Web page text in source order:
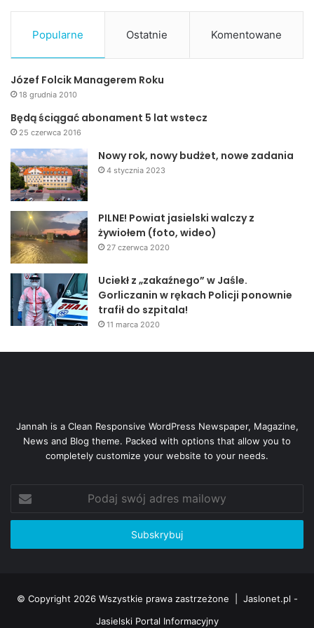
od oddawania krwi można się uzależnić albo to, że
ciśnienie tętnicze wzrasta.
–To jest mit. Nie można się uzależnić od oddawania krwi
uzależnić się można od czynników, które działają w
naszym mózgu, czyli papierosów, alkoholu, narkotyków.
Oddawanie krwi nie uzależnia. A to, że wzrasta ciśnienie
krwi, to wynika z naszych uwarunkowań genetycznych i
jest to zupełnie naturalne
Również, samo badanie jest bezpieczne, nie ma obawy
przed ewentualnym zakażeniem krwiodawcy.
* * *
Krew można oddawać w Terenowym Regionalnym
Kuba Kowalczyk
Jaslonet.pl
Popularne Ostatnie Komentowane
Józef Folcik Managerem Roku
18 grudnia 2010
Będą ściągać abonament 5 lat wstecz
25 czerwca 2016
Nowy rok, nowy budżet, nowe zadania
4 stycznia 2023
PILNE! Powiat jasielski walczy z
żywiołem (foto, wideo)
27 czerwca 2020
Uciekł z „zakaźnego” w Jaśle.
Gorliczanin w rękach Policji ponownie
trafił do szpitala!
11 marca 2020
Jannah is a Clean Responsive WordPress Newspaper, Magazine,
News and Blog theme. Packed with options that allow you to
completely customize your website to your needs.
Podaj
swój
adres
© Copyright 2026 Wszystkie prawa zastrzeżone | Jaslonet.pl -
Jasielski Portal Informacyjny